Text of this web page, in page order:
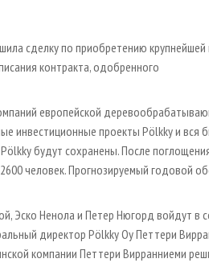
сделку по приобретению крупнейшей
контракта, одобренного
европейской
инвестиционные проекты Pölkky и вся
будут сохранены. После
человек. Прогнозируемый годовой
Эско Ненола и Петер Нюгорд войдут в
директор Pölkky Oy Петтери
компании Петтери Вирранниеми